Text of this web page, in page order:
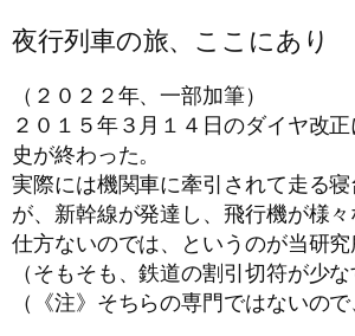
夜行列車の旅、ここにあり
（２０２２年、一部加筆）
２０１５年３月１４日のダイヤ改
史が終わった。
実際には機関車に牽引されて走る
が、新幹線が発達し、飛行機が様
仕方ないのでは、というのが当研究
（そもそも、鉄道の割引切符が少
（《注》そちらの専門ではないの